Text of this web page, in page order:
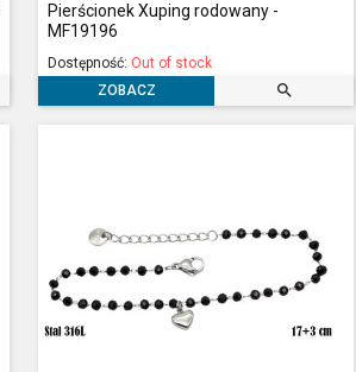
Pierścionek Xuping rodowany -
MF19196
Dostępność: Out of stock
ZOBACZ
